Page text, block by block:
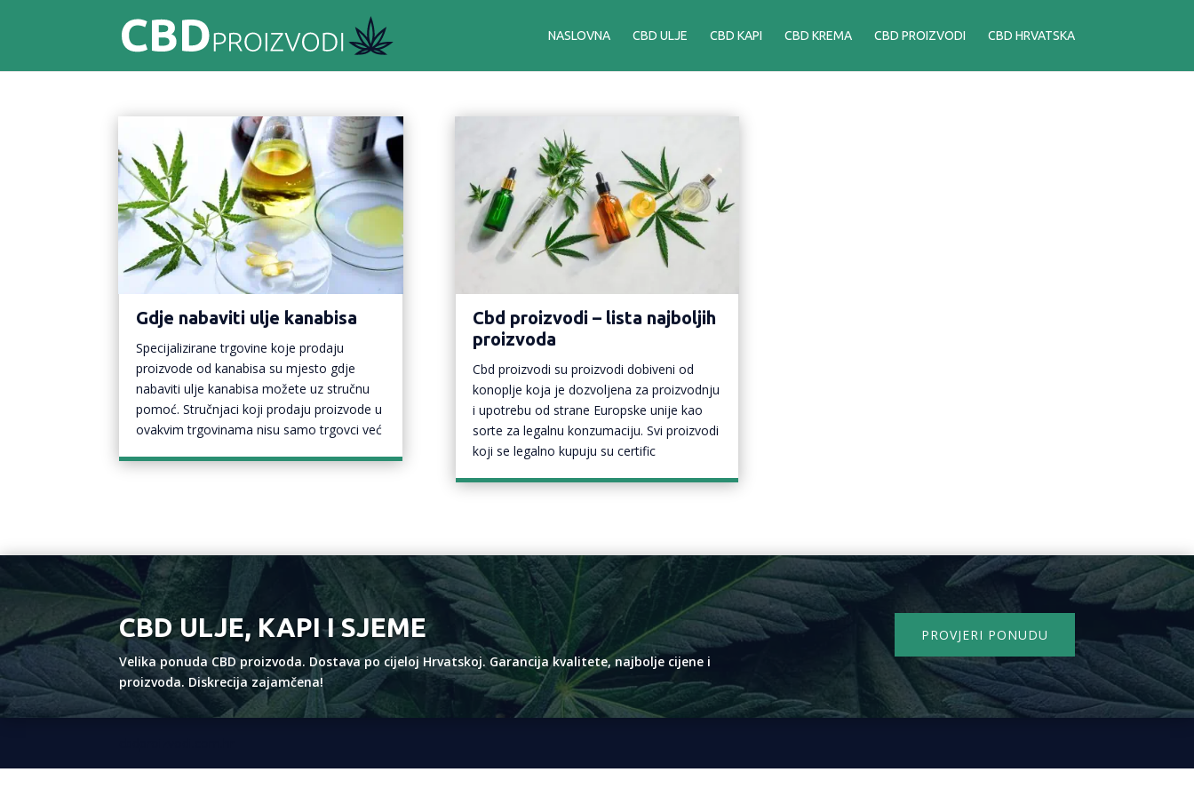
NASLOVNA CBD ULJE CBD KAPI CBD KREMA CBD PROIZVODI CBD HRVATSKA
Gdje nabaviti ulje kanabisa
Specijalizirane trgovine koje prodaju
proizvode od kanabisa su mjesto gdje
nabaviti ulje kanabisa možete uz stručnu
pomoć. Stručnjaci koji prodaju proizvode u
ovakvim trgovinama nisu samo trgovci već
Cbd proizvodi – lista najboljih
proizvoda
Cbd proizvodi su proizvodi dobiveni od
konoplje koja je dozvoljena za proizvodnju
i upotrebu od strane Europske unije kao
sorte za legalnu konzumaciju. Svi proizvodi
koji se legalno kupuju su certific
CBD ULJE, KAPI I SJEME
Velika ponuda CBD proizvoda. Dostava po cijeloj Hrvatskoj. Garancija kvalitete, najbolje cijene i
proizvoda. Diskrecija zajamčena!
PROVJERI PONUDU